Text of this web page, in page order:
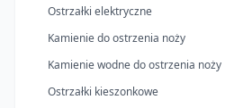
Ostrzałki elektryczne
Kamienie do ostrzenia noży
Kamienie wodne do ostrzenia noży
Ostrzałki kieszonkowe